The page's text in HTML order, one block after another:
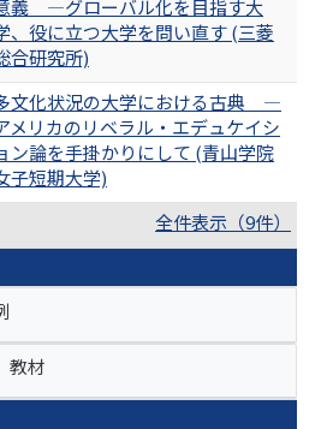
義 ―グローバル化を目指す大
、役に立つ大学を問い直す (三菱
合研究所)
文化状況の大学における古典 ―
メリカのリベラル・エデュケイシ
ン論を手掛かりにして (青山学院
子短期大学)
全件表示（9件）
教材